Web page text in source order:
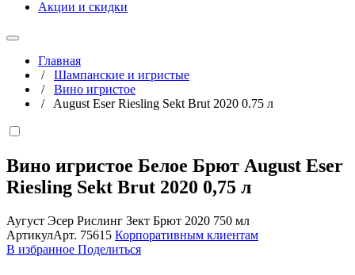
Акции и скидки
Главная
/ Шампанские и игристые
/ Вино игристое
/ August Eser Riesling Sekt Brut 2020 0.75 л
Вино игристое Белое Брют August Eser
Riesling Sekt Brut 2020 0,75 л
Аугуст Эсер Рислинг Зект Брют 2020 750 мл
АртикулАрт. 75615 Корпоративным клиентам
В избранное Поделиться